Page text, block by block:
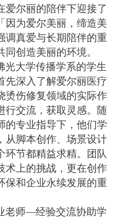
爱尔丽的陪伴下迎接了
因为爱尔美丽，缔造美
调真爱与长期陪伴的重
创造美丽的环境。
大学传播学系的学生
先深入了解爱尔丽医疗
烫伤修复领域的实际作
行交流，获取灵感。随
的专业指导下，他们学
从脚本创作、场景设计
环节都精益求精。团队
术上的挑战，更在创作
保和企业永续发展的重
老师—经验交流协助学